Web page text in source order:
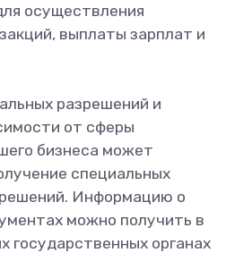
осуществления
выплаты зарплат и
разрешений и
от сферы
бизнеса может
специальных
Информацию о
можно получить в
государственных органах